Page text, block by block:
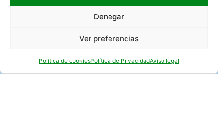
Denegar
Ver preferencias
Política de cookiesPolítica de PrivacidadAviso legal